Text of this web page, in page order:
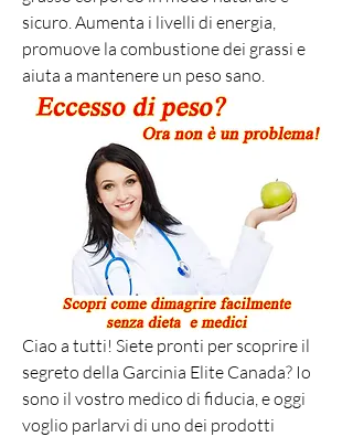
sicuro. Aumenta i livelli di energia,
promuove la combustione dei grassi e
aiuta a mantenere un peso sano.
Ciao a tutti! Siete pronti per scoprire il
segreto della Garcinia Elite Canada? Io
sono il vostro medico di fiducia, e oggi
voglio parlarvi di uno dei prodotti